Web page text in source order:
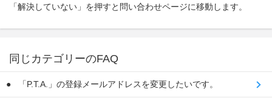
「解決していない」を押すと問い合わせページに移動します。
同じカテゴリーのFAQ
「P.T.A.」の登録メールアドレスを変更したいです。